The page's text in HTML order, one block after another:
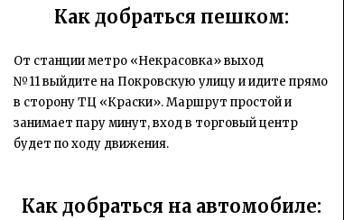
Как добраться пешком:
От станции метро «Некрасовка» выход
№11 выйдите на Покровскую улицу и идите прямо
в сторону ТЦ «Краски». Маршрут простой и
занимает пару минут, вход в торговый центр
будет по ходу движения.
Как добраться на автомобиле: